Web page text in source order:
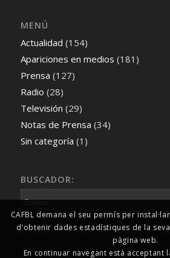
MENÚ
Actualidad (154)
Apariciones en medios (181)
Prensa (127)
Radio (28)
Televisión (29)
Notas de Prensa (34)
Sin categoría (1)
BUSCADOR:
CAFBL demana el seu permís per
d'obtenir dades estadístiques de la
pàgina web.
En continuar navegant està acceptant